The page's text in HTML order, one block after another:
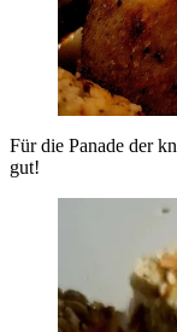
Für die Panade der
gut!